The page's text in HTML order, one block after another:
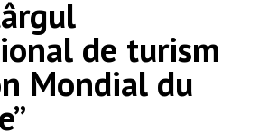
de turism
Mondial du